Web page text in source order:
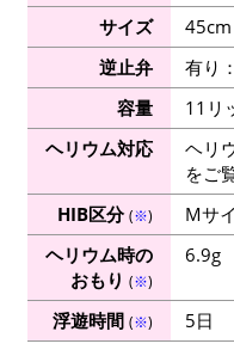
サイズ
逆止弁
有り
容量
11リ
ヘリウム対応
ヘリ
をご
HIB区分(※)
Mサ
ヘリウム時の
おもり (※)
6.9g
浮遊時間 (※) 5日